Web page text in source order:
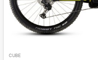
CUBE